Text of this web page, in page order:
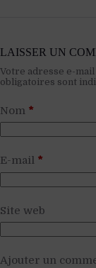
LAISSER UN
Votre adresse e-
obligatoires sont
Nom *
E-mail *
Site web
Ajouter un